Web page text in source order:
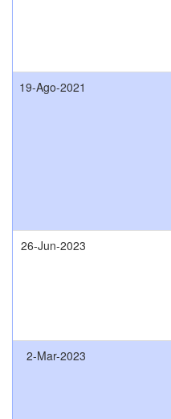
19-Ago-2021
26-Jun-2023
2-Mar-2023